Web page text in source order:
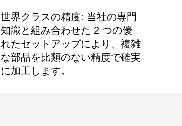
世界クラスの精度: 当社の専門
知識と組み合わせた 2 つの優
れたセットアップにより、複雑
な部品を比類のない精度で確実
に加工します。